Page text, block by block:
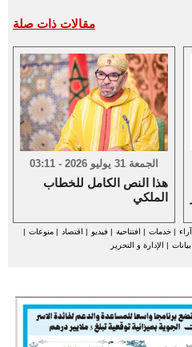
مقالات ذات صلة
الجمعة 31 يوليو 2026 - 03:11
هذا النص الكامل للخطاب
الملكي
آراء |خدمات | افتتاحية | فيديو | اقتصاد |منوعات |
بيانات | الإدارة و التحرير